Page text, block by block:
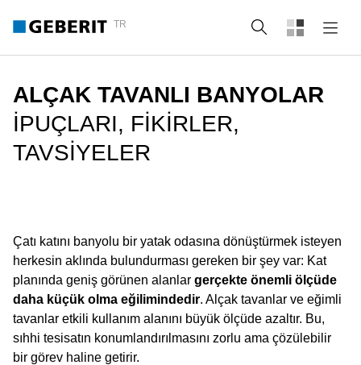
TR Arama
ALÇAK TAVANLI BANYOLAR
İPUÇLARI, FIKIRLER,
TAVSIYELER
Çatı katını banyolu bir yatak odasına dönüştürmek isteyen
herkesin aklında bulundurması gereken bir şey var: Kat
planında geniş görünen alanlar gerçekte önemli ölçüde
daha küçük olma eğilimindedir. Alçak tavanlar ve eğimli
tavanlar etkili kullanım alanını büyük ölçüde azaltır. Bu,
sıhhi tesisatın konumlandırılmasını zorlu ama çözülebilir
bir görev haline getirir.